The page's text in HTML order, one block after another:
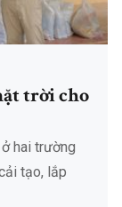
trời cho
hai trường
tạo, lắp